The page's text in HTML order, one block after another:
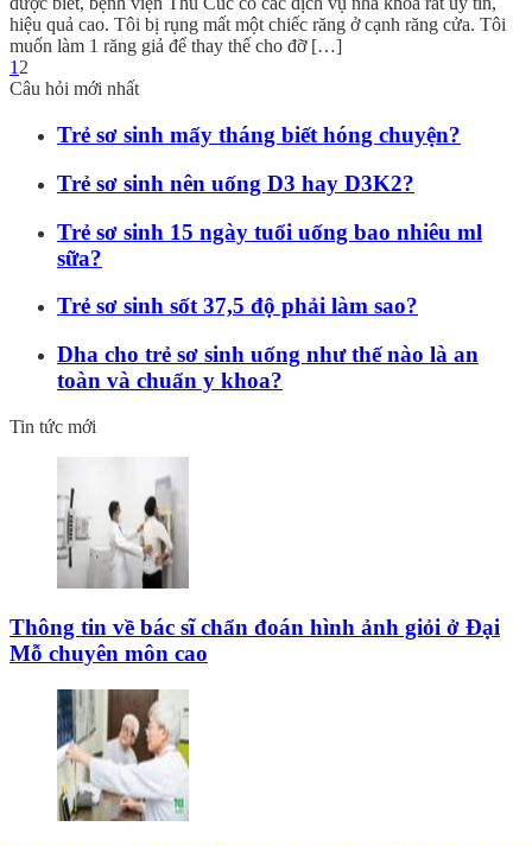
hiệu quả cao. Tôi bị rụng mất một chiếc răng ở cạnh răng cửa. Tôi
muốn làm 1 răng giả để thay thế cho đỡ […]
1 2
Câu hỏi mới nhất
Trẻ sơ sinh mấy tháng biết hóng chuyện?
Trẻ sơ sinh nên uống D3 hay D3K2?
Trẻ sơ sinh 15 ngày tuổi uống bao nhiêu ml
sữa?
Trẻ sơ sinh sốt 37,5 độ phải làm sao?
Dha cho trẻ sơ sinh uống như thế nào là an
toàn và chuẩn y khoa?
Tin tức mới
Thông tin về bác sĩ chẩn đoán hình ảnh giỏi ở Đại
Mỗ chuyên môn cao